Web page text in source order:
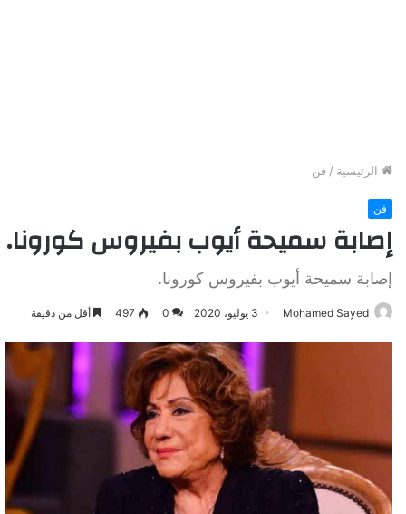
الرئيسية / فن
فن
إصابة سميحة أيوب بفيروس كورونا.
إصابة سميحة أيوب بفيروس كورونا.
Mohamed Sayed 3 يوليو، 2020 0
497 أقل من دقيقة